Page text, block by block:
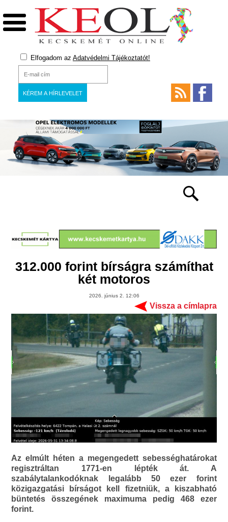
Elfogadom az Adatvédelmi Tájékoztatót!
312.000 forint bírságra számíthat
két motoros
2026. június 2. 12:06
Vissza a címlapra
Az elmúlt héten a megengedett sebességhatárokat
regisztráltan 1771-en lépték át. A
szabálytalankodóknak legalább 50 ezer forint
közigazgatási bírságot kell fizetniük, a kiszabható
büntetés összegének maximuma pedig 468 ezer
forint.